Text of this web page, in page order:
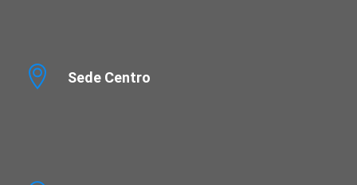
Sede Centro